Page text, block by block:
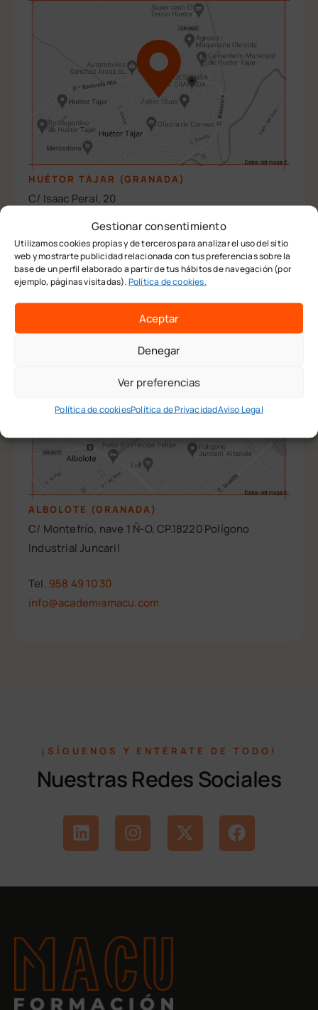
Gestionar consentimiento
Utilizamos cookies propias y de terceros para analizar el uso del sitio
web y mostrarte publicidad relacionada con tus preferencias sobre la
base de un perfil elaborado a partir de tus hábitos de navegación (por
ejemplo, páginas visitadas).Política de cookies.
Aceptar
Denegar
Ver preferencias
Política de cookiesPolítica de PrivacidadAviso Legal
HUÉTOR TÁJAR (GRANADA)
C/ Isaac Peral, 20
Tel.958 33 38 16
info@academiamacu.com
ALBOLOTE (GRANADA)
C/ Montefrío, nave 1 Ñ-O, CP.18220 Polígono
Industrial Juncaril
Tel. 958 49 10 30
info@academiamacu.com
¡SÍGUENOS Y ENTÉRATE DE TODO!
Nuestras Redes Sociales